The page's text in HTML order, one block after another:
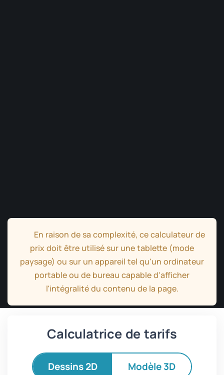
En raison de sa complexité, ce calculateur de
prix doit être utilisé sur une tablette (mode
paysage) ou sur un appareil tel qu'un ordinateur
portable ou de bureau capable d'afficher
l'intégralité du contenu de la page.
Calculatrice de tarifs
Dessins 2D Modèle 3D